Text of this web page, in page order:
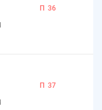
П 36
П 37